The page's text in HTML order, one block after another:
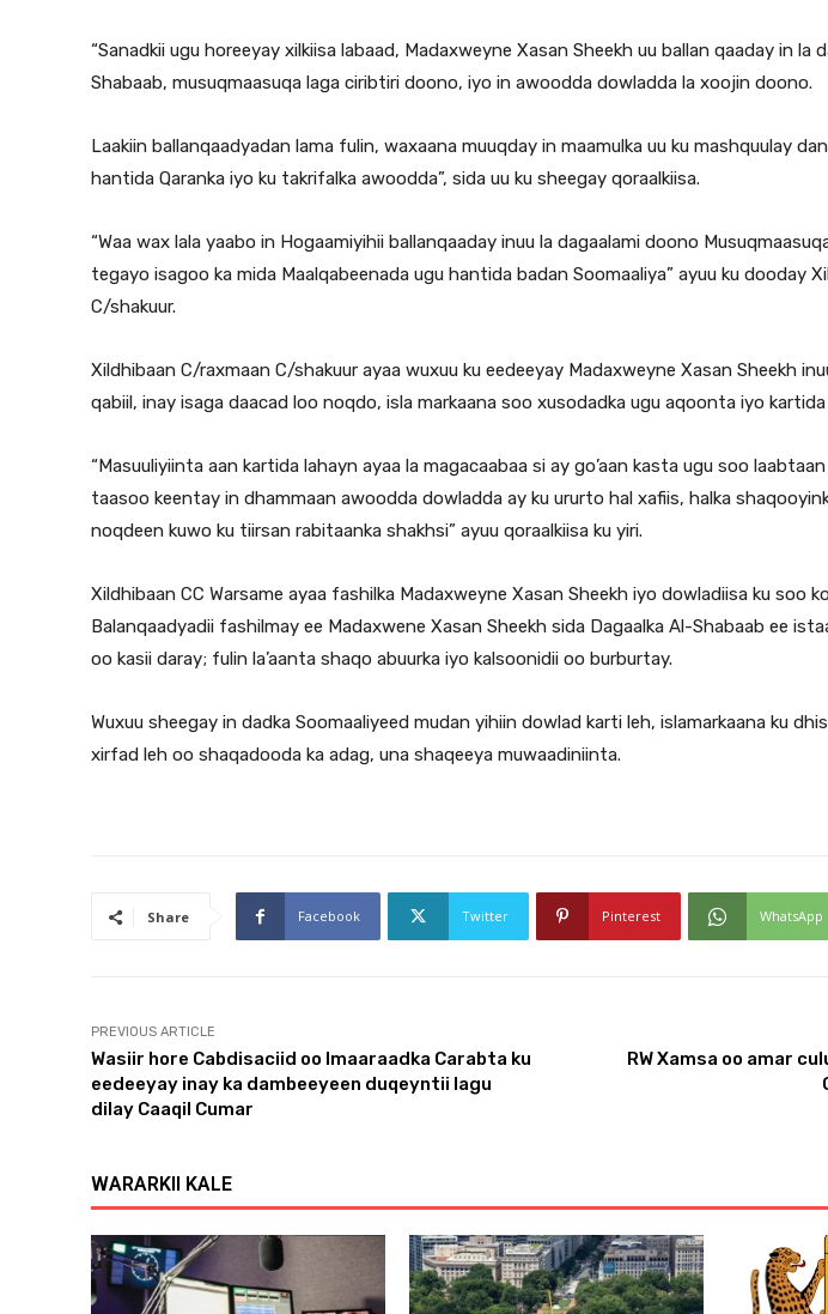
“Sanadkii ugu horeeyay xilkiisa labaad, Madaxweyne Xasan Sheekh uu ballan qaaday in la
Shabaab, musuqmaasuqa laga ciribtiri doono, iyo in awoodda dowladda la xoojin doono.
Laakiin ballanqaadyadan lama fulin, waxaana muuqday in maamulka uu ku mashquulay
hantida Qaranka iyo ku takrifalka awoodda”, sida uu ku sheegay qoraalkiisa.
“Waa wax lala yaabo in Hogaamiyihii ballanqaaday inuu la dagaalami doono
tegayo isagoo ka mida Maalqabeenada ugu hantida badan Soomaaliya” ayuu ku dooday
C/shakuur.
Xildhibaan C/raxmaan C/shakuur ayaa wuxuu ku eedeeyay Madaxweyne Xasan Sheekh
qabiil, inay isaga daacad loo noqdo, isla markaana soo xusodadka ugu aqoonta iyo kartida
“Masuuliyiinta aan kartida lahayn ayaa la magacaabaa si ay go’aan kasta ugu soo
taasoo keentay in dhammaan awoodda dowladda ay ku ururto hal xafiis, halka
noqdeen kuwo ku tiirsan rabitaanka shakhsi” ayuu qoraalkiisa ku yiri.
Xildhibaan CC Warsame ayaa fashilka Madaxweyne Xasan Sheekh iyo dowladiisa ku soo
Balanqaadyadii fashilmay ee Madaxwene Xasan Sheekh sida Dagaalka Al-Shabaab ee
oo kasii daray; fulin la’aanta shaqo abuurka iyo kalsoonidii oo burburtay.
Wuxuu sheegay in dadka Soomaaliyeed mudan yihiin dowlad karti leh, islamarkaana ku
xirfad leh oo shaqadooda ka adag, una shaqeeya muwaadiniinta.
Share Facebook Twitter Pinterest WhatsApp
PREVIOUS ARTICLE
Wasiir hore Cabdisaciid oo Imaaraadka Carabta ku
eedeeyay inay ka dambeeyeen duqeyntii lagu
dilay Caaqil Cumar
RW Xamsa oo amar
WARARKII KALE